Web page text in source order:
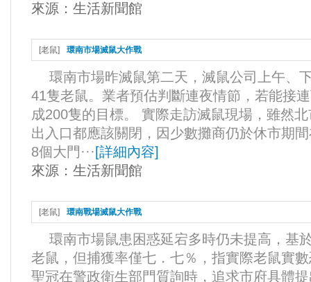
來源： 生活新聞館
[老鼠] 環南市場滅鼠大作戰
環南市場昨滅鼠第二天，滅鼠公司上午、
41隻老鼠。業者預估判斷連夜情節，若能接
成200隻的目標。 實際走訪滅鼠現場，雖然
出入口都應該關閉，因少數攤商仍於休市期
8個大門··· [詳細內容]
來源： 生活新聞館
[老鼠] 環南戰場滅鼠大作戰
環南市場鼠患困惑延宕多時仍未提高，基
老鼠，但捕獲率僅七．七％，指實際老鼠實
聖冠在警政衛生部門質詢時，追求市府具體